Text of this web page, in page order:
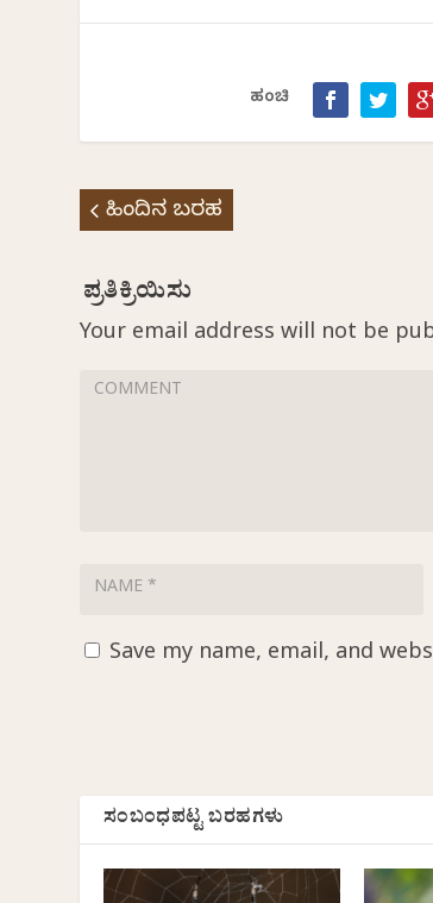
ಹಂಚಿ
ಹಿಂದಿನ ಬರಹ
Your email address will not be
Save my name, email, and
ಸಂಬಂಧಪಟ್ಟ ಬರಹಗಳು